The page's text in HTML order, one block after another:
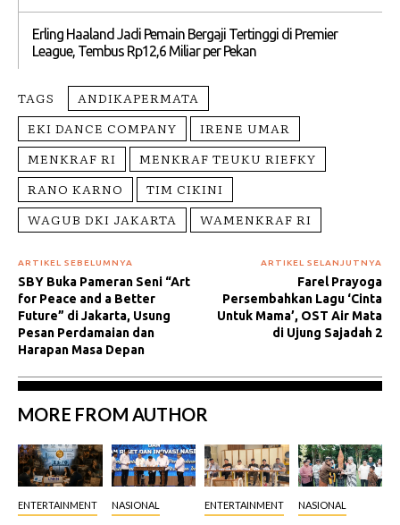
Erling Haaland Jadi Pemain Bergaji Tertinggi di Premier
League, Tembus Rp12,6 Miliar per Pekan
TAGS
ANDIKAPERMATA
EKI DANCE COMPANY
IRENE UMAR
MENKRAF RI
MENKRAF TEUKU RIEFKY
RANO KARNO
TIM CIKINI
WAGUB DKI JAKARTA
WAMENKRAF RI
ARTIKEL SEBELUMNYA
SBY Buka Pameran Seni “Art
for Peace and a Better
Future” di Jakarta, Usung
Pesan Perdamaian dan
Harapan Masa Depan
ARTIKEL SELANJUTNYA
Farel Prayoga
Persembahkan Lagu ‘Cinta
Untuk Mama’, OST Air Mata
di Ujung Sajadah 2
MORE FROM AUTHOR
ENTERTAINMENT NASIONAL ENTERTAINMENT NASIONAL